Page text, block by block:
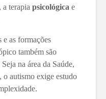
, a terapia psicológica e
e as formações
também são
Seja na área da Saúde,
o autismo exige estudo